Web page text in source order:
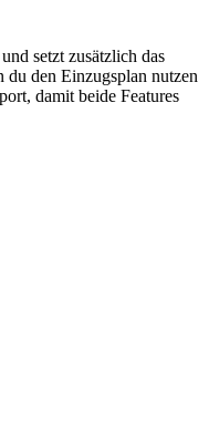
setzt zusätzlich das
den Einzugsplan nutzen
damit beide Features